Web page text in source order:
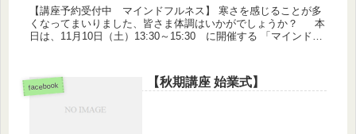
【講座予約受付中 マインドフルネス】 寒さを感じることが多
くなってまいりました、皆さま体調はいかがでしょうか？ 本
日は、11月10日（土）13:30～15:30 に開催する 「マインドフ
facebook 【秋期講座 始業式】